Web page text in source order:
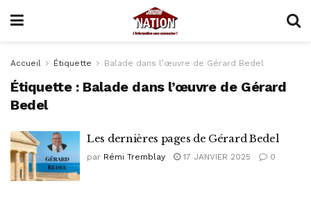
Accueil Étiquette Balade dans l’œuvre de Gérard Bedel
Étiquette : Balade dans l’œuvre de Gérard
Bedel
Les dernières pages de Gérard Bedel
par Rémi Tremblay 17 JANVIER 2025 0